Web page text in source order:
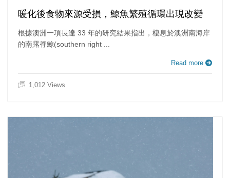
暖化後食物來源受損，鯨魚繁殖循環出現改變
根據澳洲一項長達 33 年的研究結果指出，棲息於澳洲南海岸
的南露脊鯨(southern right ...
Read more
1,012 Views